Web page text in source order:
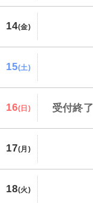
14(金)
15(土)
16(日) 受付終了
17(月)
18(火)